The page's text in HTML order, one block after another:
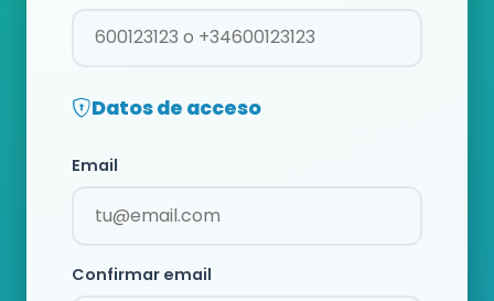
Datos de acceso
Email
Confirmar email